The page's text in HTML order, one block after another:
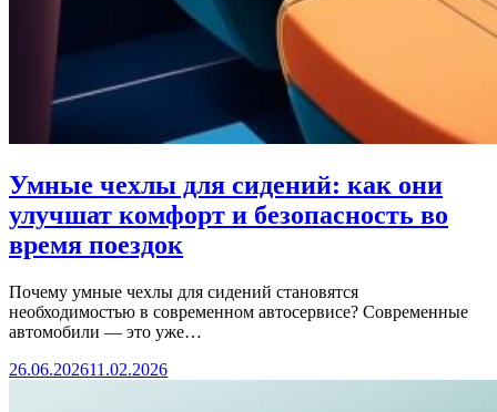
Умные чехлы для сидений: как они
улучшат комфорт и безопасность во
время поездок
Почему умные чехлы для сидений становятся
необходимостью в современном автосервисе? Современные
автомобили — это уже…
26.06.202611.02.2026